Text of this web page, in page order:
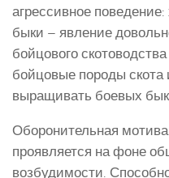
агрессивное
быки – явление
бойцового
бойцовые породы
выращивать боевых
Оборонительная
проявляется на фоне
возбудимости.